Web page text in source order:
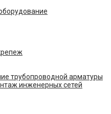
трубопроводной арматуры
инженерных сетей